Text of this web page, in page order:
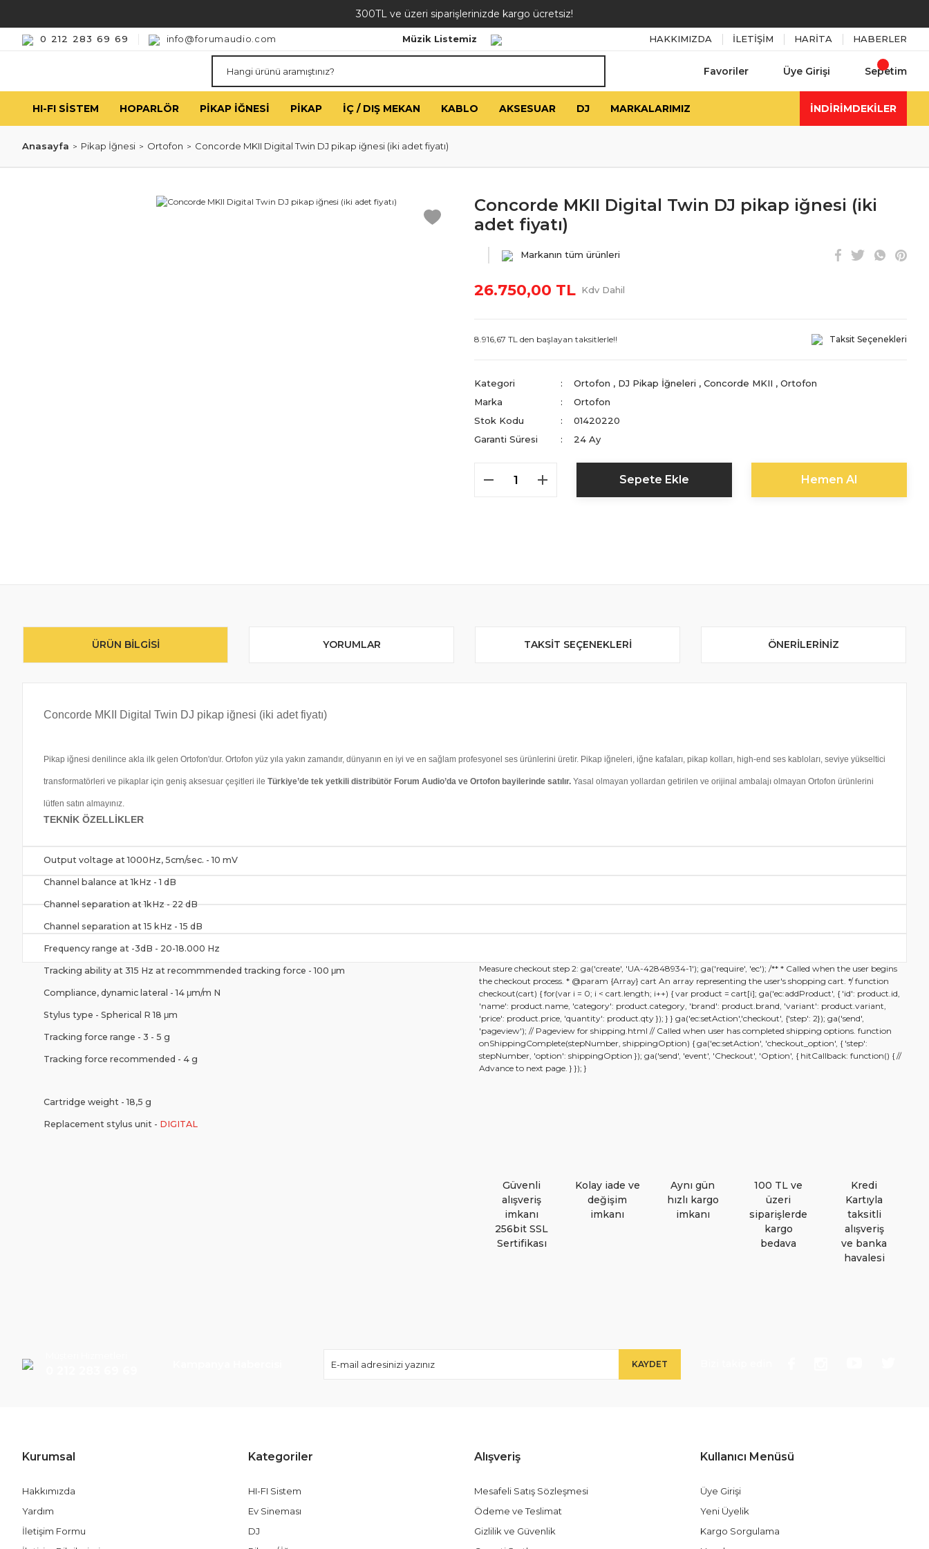
300TL ve üzeri siparişlerinizde kargo ücretsiz!
0 212 283 69 69 info@forumaudio.com Müzik Listemiz HAKKIMIZDA İLETİŞİM HARİTA HABERLER
Favoriler Üye Girişi Sepetim
HI-FI SISTEM HOPARLÖR PIKAP İĞNESI PIKAP İÇ / DIŞ MEKAN KABLO AKSESUAR DJ MARKALARIMIZ İNDİRİMDEKİLER
Anasayfa Pikap İğnesi Ortofon Concorde MKII Digital Twin DJ pikap iğnesi (iki adet fiyatı)
Concorde MKII Digital Twin DJ pikap iğnesi (iki
adet fiyatı)
Markanın tüm ürünleri
26.750,00 TL Kdv Dahil
8.916,67 TL den başlayan taksitlerle!! Taksit Seçenekleri
Kategori Ortofon , DJ Pikap İğneleri ,Concorde MKII ,Ortofon
Marka
Ortofon
Stok Kodu
01420220
Garanti Süresi
24 Ay
Sepete Ekle Hemen Al
ÜRÜN BILGISI YORUMLAR TAKSIT SEÇENEKLERI ÖNERILERINIZ
Concorde MKII Digital Twin DJ pikap iğnesi (iki adet fiyatı)
Pikap iğnesi denilince akla ilk gelen Ortofon'dur. Ortofon yüz yıla yakın zamandır, dünyanın en iyi ve en sağlam profesyonel ses ürünlerini üretir. Pikap iğneleri, iğne kafaları, pikap kolları, high-end ses kabloları, seviye yükseltici
transformatörleri ve pikaplar için geniş aksesuar çeşitleri ile Türkiye’de tek yetkili distribütör Forum Audio’da ve Ortofon bayilerinde satılır. Yasal olmayan yollardan getirilen ve orijinal ambalajı olmayan Ortofon ürünlerini
lütfen satın almayınız.
TEKNİK ÖZELLİKLER
Output voltage at 1000Hz, 5cm/sec. - 10 mV
Channel balance at 1kHz - 1 dB
Channel separation at 1kHz - 22 dB
Channel separation at 15 kHz - 15 dB
Frequency range at -3dB - 20-18.000 Hz
Tracking ability at 315 Hz at recommmended tracking force - 100 μm
Compliance, dynamic lateral - 14 μm/m N
Stylus type - Spherical R 18 μm
Tracking force range - 3 - 5 g
Tracking force recommended - 4 g
Cartridge weight - 18,5 g
Replacement stylus unit - DIGITAL
Yorum Yaz
gördüğünüz noktaları öneri formunu kullanarak tarafımıza iletebilirsiniz.
Görüş ve önerileriniz için teşekkür ederiz.
Ürün resmi kalitesiz, bozuk veya görüntülenemiyor.
Ürün açıklamasında eksik bilgiler bulunuyor.
Measure checkout step 2: ga('create', 'UA-42848934-1'); ga('require', 'ec'); /** * Called when the user begins
the checkout process. * @param {Array} cart An array representing the user's shopping cart. */ function
checkout(cart) { for(var i = 0; i < cart.length; i++) { var product = cart[i]; ga('ec:addProduct', { 'id': product.id,
'name': product.name, 'category': product.category, 'brand': product.brand, 'variant': product.variant,
'price': product.price, 'quantity': product.qty }); } } ga('ec:setAction','checkout', {'step': 2}); ga('send',
'pageview'); // Pageview for shipping.html // Called when user has completed shipping options. function
onShippingComplete(stepNumber, shippingOption) { ga('ec:setAction', 'checkout_option', { 'step':
stepNumber, 'option': shippingOption }); ga('send', 'event', 'Checkout', 'Option', { hitCallback: function() { //
Advance to next page. } }); }
Güvenli
alışveriş
imkanı
256bit SSL
Sertifikası
Kolay iade ve
değişim
imkanı
Aynı gün
hızlı kargo
imkanı
100 TL ve
üzeri
siparişlerde
kargo
bedava
Kredi
Kartıyla
taksitli
alışveriş
ve banka
havalesi
KAYDET
Kurumsal
Hakkımızda
Yardım
İletişim Formu
Kategoriler
HI-FI Sistem
Ev Sineması
DJ
Alışveriş
Mesafeli Satış Sözleşmesi
Ödeme ve Teslimat
Gizlilik ve Güvenlik
Kullanıcı Menüsü
Üye Girişi
Yeni Üyelik
Kargo Sorgulama